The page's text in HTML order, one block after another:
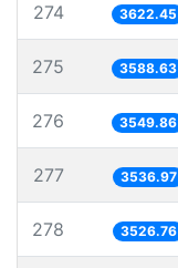
274 3622.45
275 3588.63
276 3549.86
277 3536.97
278 3526.76